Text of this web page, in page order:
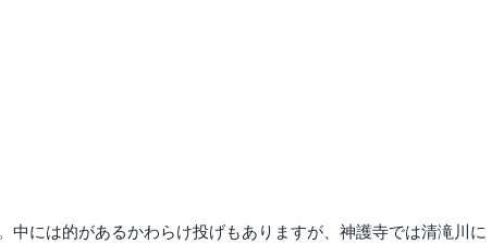
には的があるかわらけ投げもありますが、神護寺では清滝川に